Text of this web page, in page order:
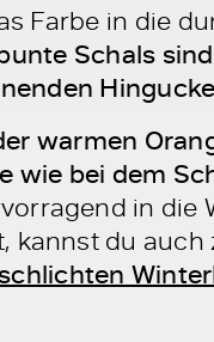
Farbe in die
Schals
warmen
wie bei dem
in die
kannst du auch
schlichten